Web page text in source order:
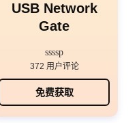
USB Network
Gate
372 用户评论
免费获取